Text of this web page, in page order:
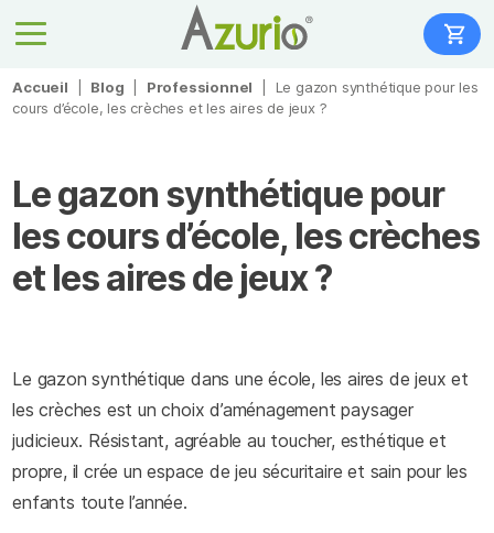
Accueil Blog Professionnel
Le gazon synthétique pour les
cours d’école, les crèches et les aires de jeux ?
Le gazon synthétique pour
les cours d’école, les crèches
et les aires de jeux ?
Le gazon synthétique dans une école, les aires de jeux et
les crèches est un choix d’aménagement paysager
judicieux. Résistant, agréable au toucher, esthétique et
propre, il crée un espace de jeu sécuritaire et sain pour les
enfants toute l’année.